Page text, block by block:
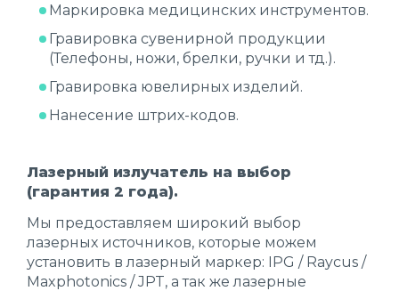
Маркировка медицинских инструментов.
Гравировка сувенирной продукции
(Телефоны, ножи, брелки, ручки и тд.).
Гравировка ювелирных изделий.
Нанесение штрих-кодов.
Лазерный излучатель на выбор
(гарантия 2 года).
Мы предоставляем широкий выбор
лазерных источников, которые можем
установить в лазерный маркер: IPG / Raycus /
Maxphotonics / JPT, а так же лазерные